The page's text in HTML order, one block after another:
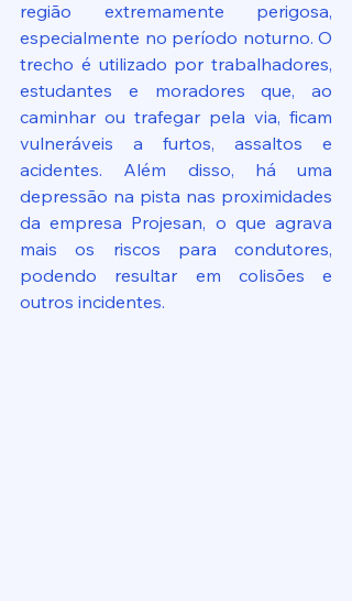
região extremamente perigosa,
especialmente no período noturno. O
trecho é utilizado por trabalhadores,
estudantes e moradores que, ao
caminhar ou trafegar pela via, ficam
vulneráveis a furtos, assaltos e
acidentes. Além disso, há uma
depressão na pista nas proximidades
da empresa Projesan, o que agrava
mais os riscos para condutores,
podendo resultar em colisões e
outros incidentes.